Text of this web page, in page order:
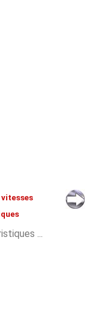
vitesses
...